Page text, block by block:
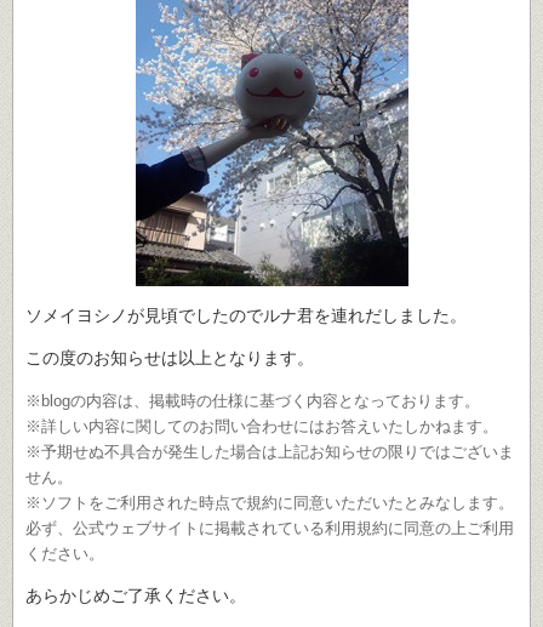
ソメイヨシノが見頃でしたのでルナ君を連れだしました。
この度のお知らせは以上となります。
※blogの内容は、掲載時の仕様に基づく内容となっております。
※詳しい内容に関してのお問い合わせにはお答えいたしかねます。
※予期せぬ不具合が発生した場合は上記お知らせの限りではございま
せん。
※ソフトをご利用された時点で規約に同意いただいたとみなします。
必ず、公式ウェブサイトに掲載されている利用規約に同意の上ご利用
ください。
あらかじめご了承ください。